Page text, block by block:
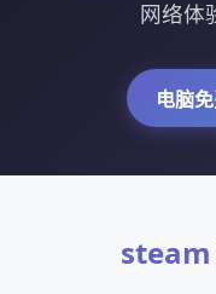
网络体
电脑
steam